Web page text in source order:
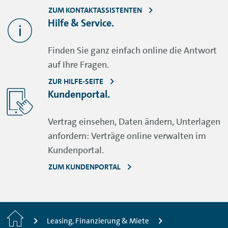
ZUM KONTAKTASSISTENTEN
Hilfe & Service.
Finden Sie ganz einfach online die Antwort
auf Ihre Fragen.
ZUR HILFE-SEITE
Kundenportal.
Vertrag einsehen, Daten ändern, Unterlagen
anfordern: Verträge online verwalten im
Kundenportal.
ZUM KUNDENPORTAL
StartseiteLeasing, Finanzierung & Miete